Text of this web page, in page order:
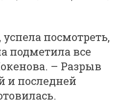
посмотреть,
подметила все
– Разрыв
и последней